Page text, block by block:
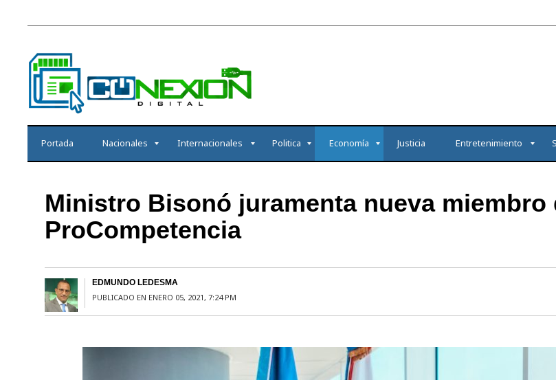
Portada Nacionales Internacionales Politica Economía Justicia Entretenimiento
Ministro Bisonó juramenta nueva miembro
ProCompetencia
EDMUNDO LEDESMA
PUBLICADO EN ENERO 05, 2021, 7:24 PM